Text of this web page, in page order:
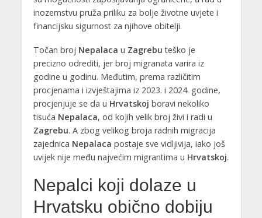
inozemstvu pruža priliku za bolje životne uvjete i
financijsku sigurnost za njihove obitelji.
Točan broj Nepalaca u Zagrebu teško je
precizno odrediti, jer broj migranata varira iz
godine u godinu. Međutim, prema različitim
procjenama i izvještajima iz 2023. i 2024. godine,
procjenjuje se da u Hrvatskoj boravi nekoliko
tisuća Nepalaca, od kojih velik broj živi i radi u
Zagrebu. A zbog velikog broja radnih migracija
zajednica Nepalaca postaje sve vidljivija, iako još
uvijek nije među najvećim migrantima u Hrvatskoj.
Nepalci koji dolaze u
Hrvatsku obično dobiju